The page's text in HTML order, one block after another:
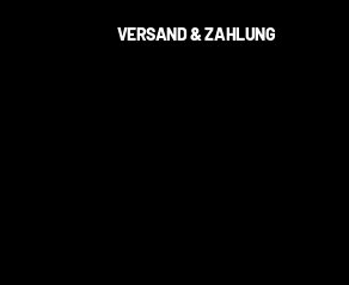
VERSAND & ZAHLUNG